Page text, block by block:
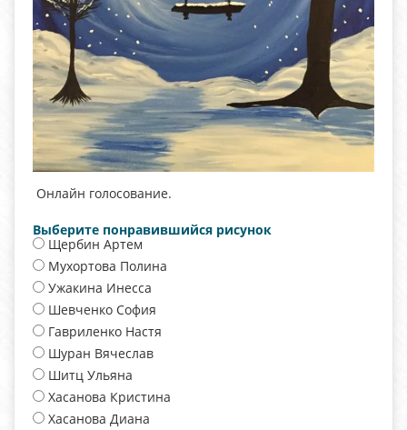
Онлайн голосование.
Выберите понравившийся рисунок
Щербин Артем
Мухортова Полина
Ужакина Инесса
Шевченко София
Гавриленко Настя
Шуран Вячеслав
Шитц Ульяна
Хасанова Кристина
Хасанова Диана